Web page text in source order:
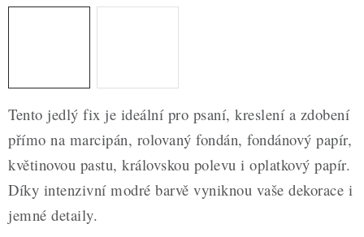
NOVÉ ZBOŽÍ
Nepřevzetí zásilky na dobírku
Hodnocení obchodu
Blog
Moje objednávka
Podmínky ochrany osobních údajů
Tento jedlý fix je ideální pro psaní, kreslení a zdobení
přímo na marcipán, rolovaný fondán, fondánový papír,
květinovou pastu, královskou polevu i oplatkový papír.
Díky intenzivní modré barvě vyniknou vaše dekorace i
jemné detaily.